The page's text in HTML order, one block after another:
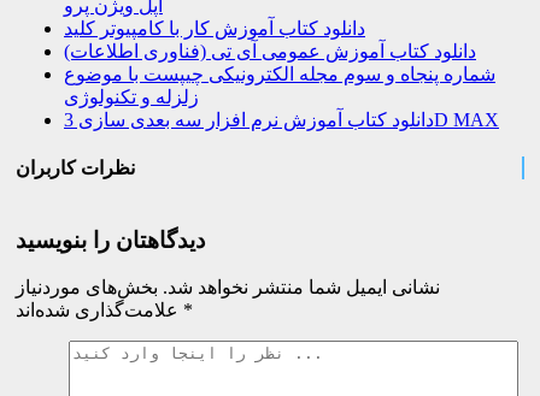
اپل ویژن پرو
دانلود کتاب آموزش کار با کامپیوتر کلید
دانلود کتاب آموزش عمومی آی تی (فناوری اطلاعات)
شماره پنجاه و سوم مجله الکترونیکی چیپست با موضوع
زلزله و تکنولوژی
دانلود کتاب آموزش نرم افزار سه بعدی سازی 3D MAX
نظرات کاربران
دیدگاهتان را بنویسید
نشانی ایمیل شما منتشر نخواهد شد. بخش‌های موردنیاز
*